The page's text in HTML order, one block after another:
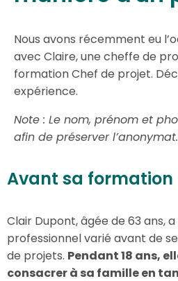
Nous avons récemment eu
avec Claire, une cheffe de
formation Chef de projet.
expérience.
Note : Le nom, prénom et
afin de préserver l’anonymat.
Avant sa formation
Clair Dupont, âgée de 63 ans,
professionnel varié avant de
de projets. Pendant 18 ans,
consacrer à sa famille en